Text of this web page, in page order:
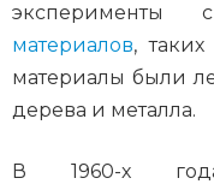
эксперименты
материалов,
материалы были
дерева и металла.
В 1960-х